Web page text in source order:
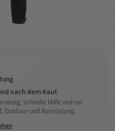
nach dem Kauf.
schnelle Hilfe und ein
Outdoor und Ausrüstung.